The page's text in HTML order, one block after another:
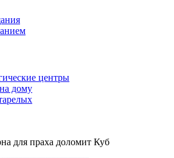
центры
дому
для праха доломит Куб